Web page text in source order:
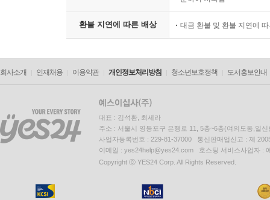
환불 지연에 따른 배상 대금 환불 및 환불 지연에
회사소개 인재채용 이용약관 개인정보처리방침 청소년보호정책 도서홍보안내
대표 : 김석환, 최세라
주소 : 서울시 영등포구 은행로 11, 5층~6층(여의도동,일신
사업자등록번호 : 229-81-37000 통신판매업신고 : 제
이메일 : yes24help@yes24.com 호스팅 서비스사업자 :
Copyright ⓒ YES24 Corp. All Rights Reserved.